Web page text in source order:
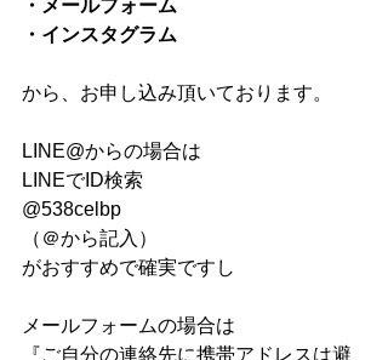
・メールフォーム
・インスタグラム
から、お申し込み頂いております。
LINE@からの場合は
LINEでID検索
@538celbp
（＠から記入）
がおすすめで確実ですし
メールフォームの場合は
『ご自分の連絡先に携帯アドレスは避